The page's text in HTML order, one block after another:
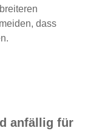
dass
anfällig für